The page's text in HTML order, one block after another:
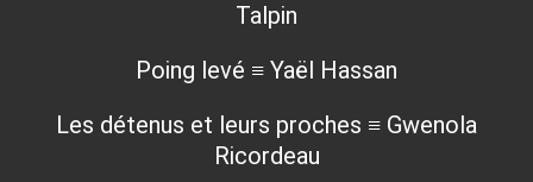
Talpin
Poing levé ≡ Yaël Hassan
Les détenus et leurs proches ≡ Gwenola
Ricordeau